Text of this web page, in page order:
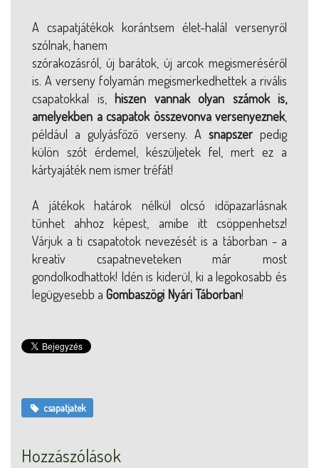
A csapatjátékok korántsem élet-halál versenyről
szólnak, hanem
szórakozásról, új barátok, új arcok megismeréséről
is. A verseny folyamán megismerkedhettek a rivális
csapatokkal is, hiszen vannak olyan számok is,
amelyekben a csapatok összevonva versenyeznek,
például a gulyásfőző verseny. A snapszerpedig
külön szót érdemel, készüljetek fel, mert ez a
kártyajáték nem ismer tréfát!
A játékok határok nélkül olcsó időpazarlásnak
tűnhet ahhoz képest, amibe itt csöppenhetsz!
Várjuk a ti csapatotok nevezését is a táborban - a
kreatív csapatneveteken már most
gondolkodhattok! Idén is kiderül, ki a legokosabb és
legügyesebb a Gombaszögi Nyári Táborban!
csapatjatek
Hozzászólások